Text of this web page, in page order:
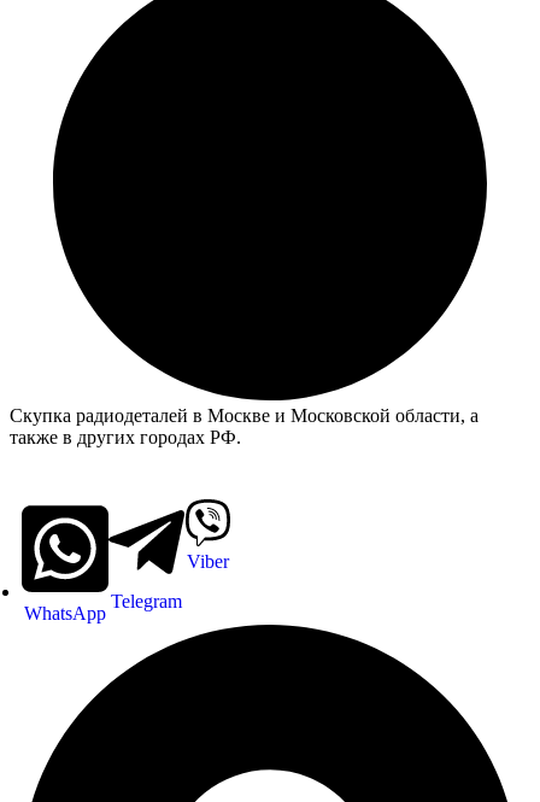
Скупка радиодеталей в Москве и Московской области, а
также в других городах РФ.
WhatsApp
Telegram
Viber